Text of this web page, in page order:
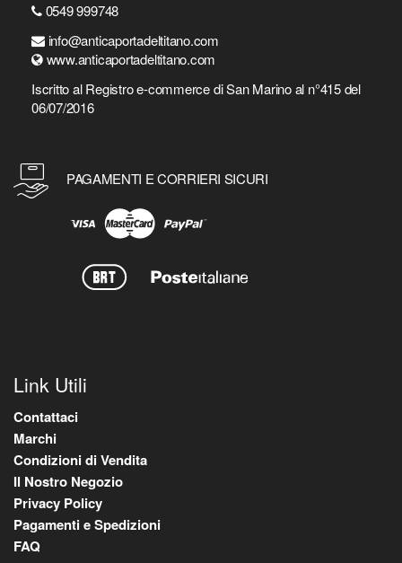
0549 999748
info@anticaportadeltitano.com
www.anticaportadeltitano.com
Iscritto al Registro e-commerce di San Marino al n°415 del
06/07/2016
PAGAMENTI E CORRIERI SICURI
Link Utili
Contattaci
Marchi
Condizioni di Vendita
Il Nostro Negozio
Privacy Policy
Pagamenti e Spedizioni
FAQ